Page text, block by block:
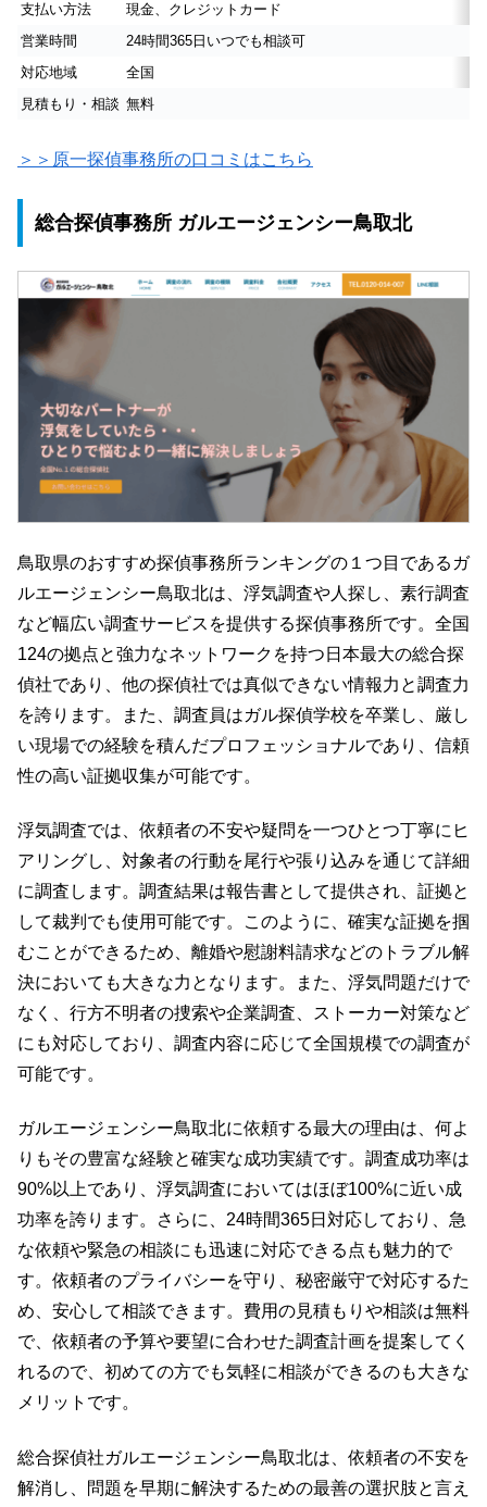
支払い方法
現金、クレジットカード
営業時間
24時間365日いつでも相談可
対応地域
全国
見積もり・相談 無料
＞＞原一探偵事務所の口コミはこちら
総合探偵事務所 ガルエージェンシー鳥取北
鳥取県のおすすめ探偵事務所ランキングの１つ目であるガ
ルエージェンシー鳥取北は、浮気調査や人探し、素行調査
など幅広い調査サービスを提供する探偵事務所です。全国
124の拠点と強力なネットワークを持つ日本最大の総合探
偵社であり、他の探偵社では真似できない情報力と調査力
を誇ります。また、調査員はガル探偵学校を卒業し、厳し
い現場での経験を積んだプロフェッショナルであり、信頼
性の高い証拠収集が可能です。
浮気調査では、依頼者の不安や疑問を一つひとつ丁寧にヒ
アリングし、対象者の行動を尾行や張り込みを通じて詳細
に調査します。調査結果は報告書として提供され、証拠と
して裁判でも使用可能です。このように、確実な証拠を掴
むことができるため、離婚や慰謝料請求などのトラブル解
決においても大きな力となります。また、浮気問題だけで
なく、行方不明者の捜索や企業調査、ストーカー対策など
にも対応しており、調査内容に応じて全国規模での調査が
可能です。
ガルエージェンシー鳥取北に依頼する最大の理由は、何よ
りもその豊富な経験と確実な成功実績です。調査成功率は
90%以上であり、浮気調査においてはほぼ100%に近い成
功率を誇ります。さらに、24時間365日対応しており、急
な依頼や緊急の相談にも迅速に対応できる点も魅力的で
す。依頼者のプライバシーを守り、秘密厳守で対応するた
め、安心して相談できます。費用の見積もりや相談は無料
で、依頼者の予算や要望に合わせた調査計画を提案してく
れるので、初めての方でも気軽に相談ができるのも大きな
メリットです。
総合探偵社ガルエージェンシー鳥取北は、依頼者の不安を
解消し、問題を早期に解決するための最善の選択肢と言え